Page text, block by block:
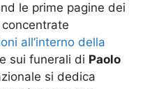
le prime pagine dei
all’interno della
e sui funerali di Paolo
si dedica